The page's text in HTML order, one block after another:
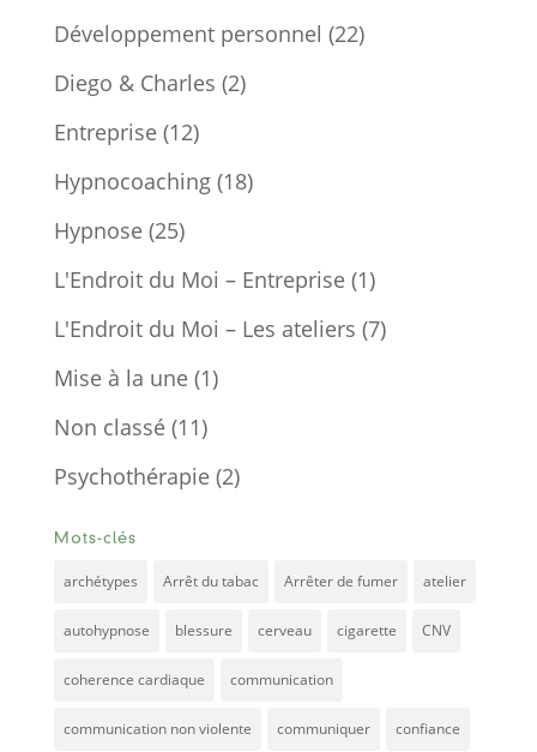
Développement personnel (22)
Diego & Charles (2)
Entreprise(12)
Hypnocoaching(18)
Hypnose(25)
L'Endroit du Moi – Entreprise(1)
L'Endroit du Moi – Les ateliers (7)
Mise à la une(1)
Non classé(11)
Psychothérapie(2)
Mots-clés
archétypes Arrêt du tabac Arrêter de fumer atelier
autohypnose blessure cerveau cigarette CNV
coherence cardiaque communication
communication non violente communiquer confiance